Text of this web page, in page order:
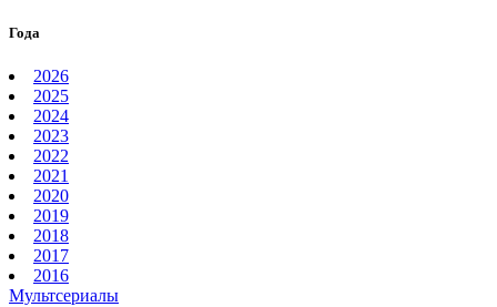
Года
2026
2025
2024
2023
2022
2021
2020
2019
2018
2017
2016
Мультсериалы